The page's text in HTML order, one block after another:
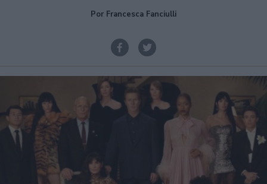
Por Francesca Fanciulli